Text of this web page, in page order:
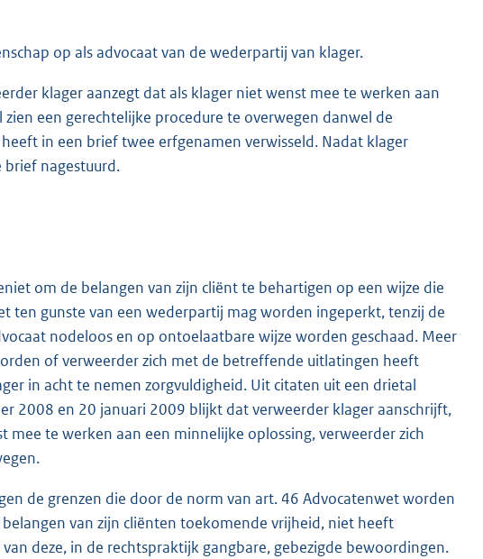
op als advocaat van de wederpartij van klager.
klager aanzegt dat als klager niet wenst mee te werken aan
een gerechtelijke procedure te overwegen danwel de
in een brief twee erfgenamen verwisseld. Nadat klager
nagestuurd.
om de belangen van zijn cliënt te behartigen op een wijze die
ten gunste van een wederpartij mag worden ingeperkt, tenzij de
nodeloos en op ontoelaatbare wijze worden geschaad. Meer
of verweerder zich met de betreffende uitlatingen heeft
in acht te nemen zorgvuldigheid. Uit citaten uit een drietal
2008 en 20 januari 2009 blijkt dat verweerder klager aanschrijft,
te werken aan een minnelijke oplossing, verweerder zich
de grenzen die door de norm van art. 46 Advocatenwet worden
van zijn cliënten toekomende vrijheid, niet heeft
deze, in de rechtspraktijk gangbare, gebezigde bewoordingen.